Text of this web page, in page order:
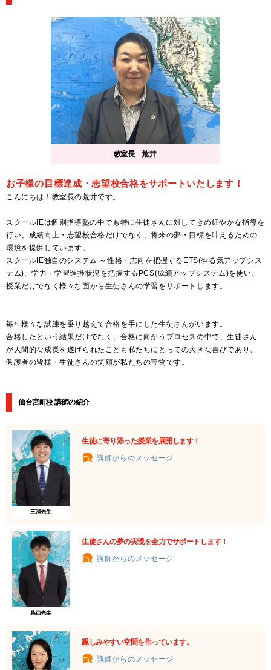
教室長 荒井
お子様の目標達成・志望校合格をサポートいたします！
こんにちは！教室長の荒井です。
スクールIEは個別指導塾の中でも特に生徒さんに対してきめ細やかな指導を
行い、成績向上・志望校合格だけでなく、将来の夢・目標を叶えるための
環境を提供しています。
スクールIE独自のシステム ～性格・志向を把握するETS(やる気アップシス
テム)、学力・学習進捗状況を把握するPCS(成績アップシステム)を使い、
授業だけでなく様々な面から生徒さんの学習をサポートします。
毎年様々な試練を乗り越えて合格を手にした生徒さんがいます。
合格したという結果だけでなく、合格に向かうプロセスの中で、生徒さん
が人間的な成長を遂げられたことも私たちにとっての大きな喜びであり、
保護者の皆様・生徒さんの笑顔が私たちの宝物です。
仙台宮町校 講師の紹介
三浦先生
生徒に寄り添った授業を展開します！
講師からのメッセージ
爲西先生
生徒さんの夢の実現を全力でサポートします！
講師からのメッセージ
親しみやすい空間を作っています。
講師からのメッセージ